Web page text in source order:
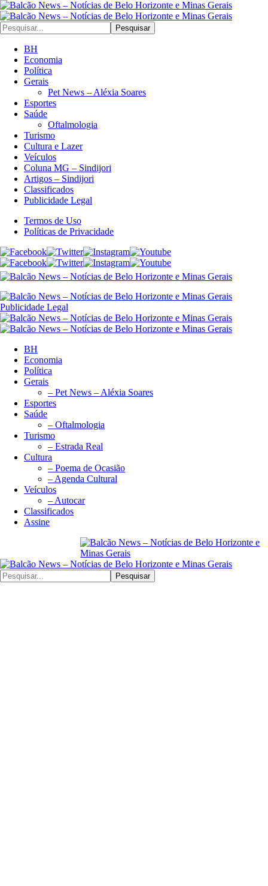
Pesquisar
BH
Economia
Política
Gerais
Pet News – Aléxia Soares
Esportes
Saúde
Oftalmologia
Turismo
Cultura e Lazer
Veículos
Coluna MG – Sindijori
Artigos – Sindijori
Classificados
Publicidade Legal
Termos de Uso
Políticas de Privacidade
Publicidade Legal
BH
Economia
Política
Gerais
– Pet News – Aléxia Soares
Esportes
Saúde
– Oftalmologia
Turismo
– Estrada Real
Cultura
– Poema de Ocasião
– Agenda Cultural
Veículos
– Autocar
Classificados
Assine
Pesquisar